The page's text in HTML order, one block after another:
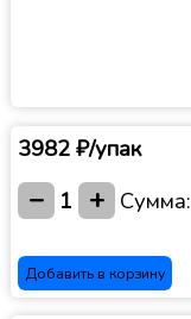
3982 ₽/упак
− 1 + Сумма:
Добавить в корзину